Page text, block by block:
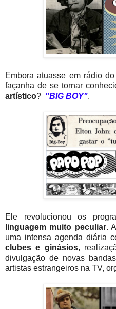
Embora atuasse em rádio
façanha de se tornar
artístico? "BIG BOY".
Ele revolucionou os
linguagem muito peculiar.
uma intensa agenda diária
clubes e ginásios,
divulgação de novas
artistas estrangeiros na TV,